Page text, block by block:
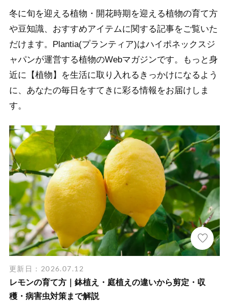
冬に旬を迎える植物・開花時期を迎える植物の育て方
や豆知識、おすすめアイテムに関する記事をご覧いた
だけます。Plantia(プランティア)はハイポネックスジ
ャパンが運営する植物のWebマガジンです。もっと身
近に【植物】を生活に取り入れるきっかけになるよう
に、あなたの毎日をすてきに彩る情報をお届けしま
す。
更新日：2026.07.12
レモンの育て方｜鉢植え・庭植えの違いから剪定・収
穫・病害虫対策まで解説